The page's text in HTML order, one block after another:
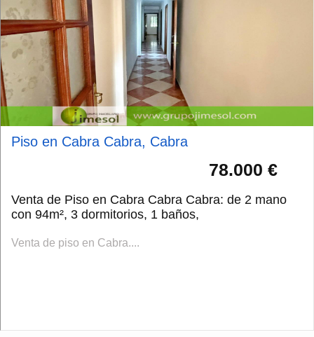
Piso en Cabra Cabra, Cabra
78.000 €
Venta de Piso en Cabra Cabra Cabra: de 2 mano
con 94m², 3 dormitorios, 1 baños,
Venta de piso en Cabra....